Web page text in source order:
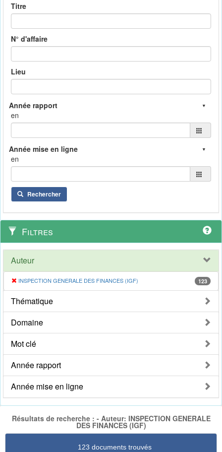
Titre
N° d'affaire
Lieu
en
en
Rechercher
Filtres
Auteur
INSPECTION GENERALE DES FINANCES (IGF) 123
Thématique
Domaine
Mot clé
Année rapport
Année mise en ligne
Résultats de recherche : - Auteur: INSPECTION GENERALE
DES FINANCES (IGF)
123 documents trouvés